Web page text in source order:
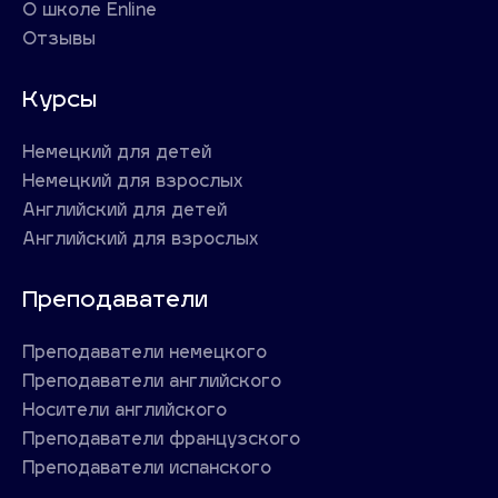
О школе Enline
Отзывы
Курсы
Немецкий для детей
Немецкий для взрослых
Английский для детей
Английский для взрослых
Преподаватели
Преподаватели немецкого
Преподаватели английского
Носители английского
Преподаватели французского
Преподаватели испанского